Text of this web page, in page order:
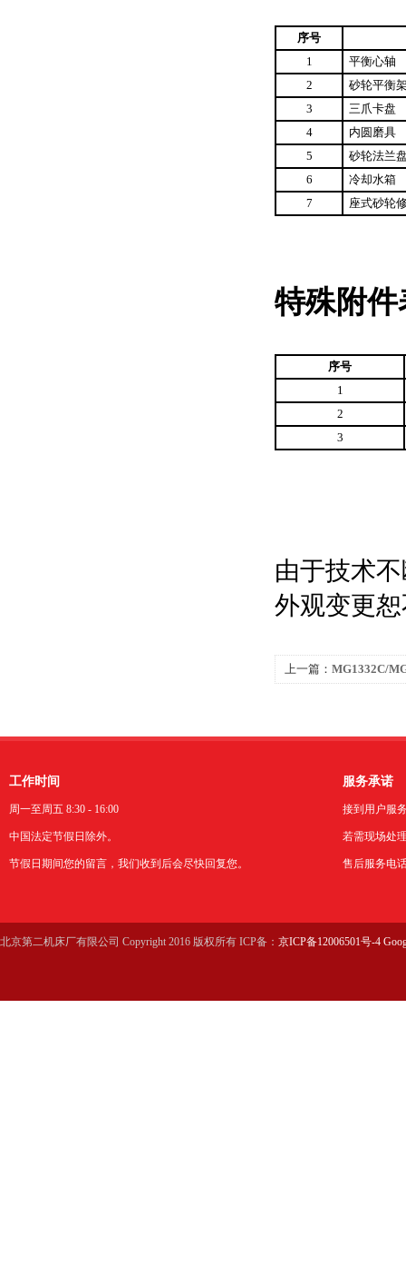
序号
1
平衡心轴
2
砂轮平衡
3
三爪卡盘
4
内圆磨具
5
砂轮法兰
6
冷却水箱
7
座式砂轮
特殊附件
序号
1
2
3
由于技术
外观变更
上一篇： MG1332C/
工作时间
周一至周五 8:30 - 16:00
中国法定节假日除外。
节假日期间您的留言，我们收到后会尽快回复您。
服务承诺
接到用户服
若需现场处
售后服务电
北京第二机床厂有限公司 Copyright 2016 版权所有 ICP备： 京ICP备12006501号-4